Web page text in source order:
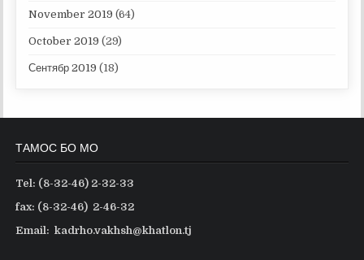
November 2019 (64)
October 2019 (29)
Сентябр 2019 (18)
ТАМОС БО МО
Tel: (8-32-46) 2-32-33
fax: (8-32-46) 2-46-32
Email: kadrho.vakhsh@khatlon.tj